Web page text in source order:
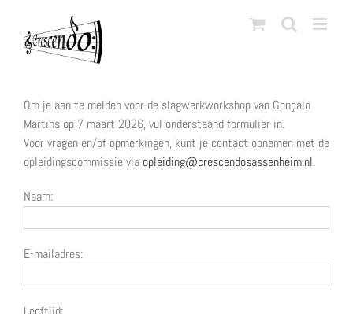
inhoud
Om je aan te melden voor de slagwerkworkshop van Gonçalo
Martins op 7 maart 2026, vul onderstaand formulier in.
Voor vragen en/of opmerkingen, kunt je contact opnemen met de
opleidingscommissie via opleiding@crescendosassenheim.nl.
Naam:
E-mailadres: